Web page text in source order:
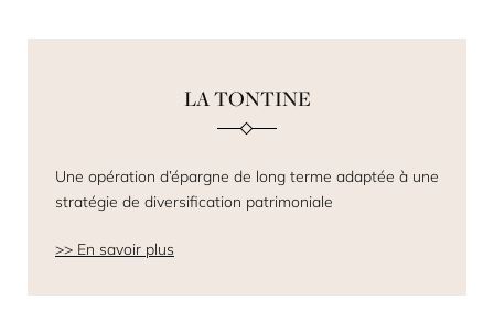
LA TONTINE
Une opération d’épargne de long terme adaptée à une
stratégie de diversification patrimoniale
En savoir plus